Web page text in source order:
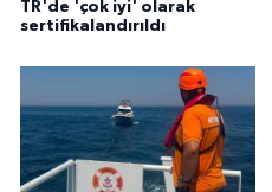
TR'de 'çok iyi' olarak
sertifikalandırıldı